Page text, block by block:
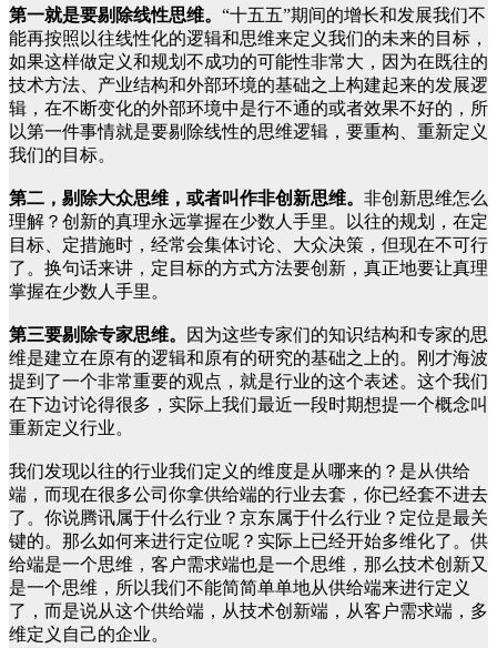
第一就是要剔除线性思维。 “十五五”期间的增长和发展我们不
能再按照以往线性化的逻辑和思维来定义我们的未来的目标，
如果这样做定义和规划不成功的可能性非常大，因为在既往的
技术方法、产业结构和外部环境的基础之上构建起来的发展逻
辑，在不断变化的外部环境中是行不通的或者效果不好的，所
以第一件事情就是要剔除线性的思维逻辑，要重构、重新定义
我们的目标。
第二，剔除大众思维，或者叫作非创新思维。 非创新思维怎么
理解？创新的真理永远掌握在少数人手里。以往的规划，在定
目标、定措施时，经常会集体讨论、大众决策，但现在不可行
了。换句话来讲，定目标的方式方法要创新，真正地要让真理
掌握在少数人手里。
第三要剔除专家思维。
因为这些专家们的知识结构和专家的思
维是建立在原有的逻辑和原有的研究的基础之上的。刚才海波
提到了一个非常重要的观点，就是行业的这个表述。这个我们
在下边讨论得很多，实际上我们最近一段时期想提一个概念叫
重新定义行业。
我们发现以往的行业我们定义的维度是从哪来的？是从供给
端，而现在很多公司你拿供给端的行业去套，你已经套不进去
了。你说腾讯属于什么行业？京东属于什么行业？定位是最关
键的。那么如何来进行定位呢？实际上已经开始多维化了。供
给端是一个思维，客户需求端也是一个思维，那么技术创新又
是一个思维，所以我们不能简简单单地从供给端来进行定义
了，而是说从这个供给端，从技术创新端，从客户需求端，多
维定义自己的企业。